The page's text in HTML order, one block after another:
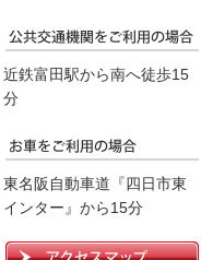
近鉄富田駅から南へ徒歩15
分
東名阪自動車道『四日市東
インター』から15分